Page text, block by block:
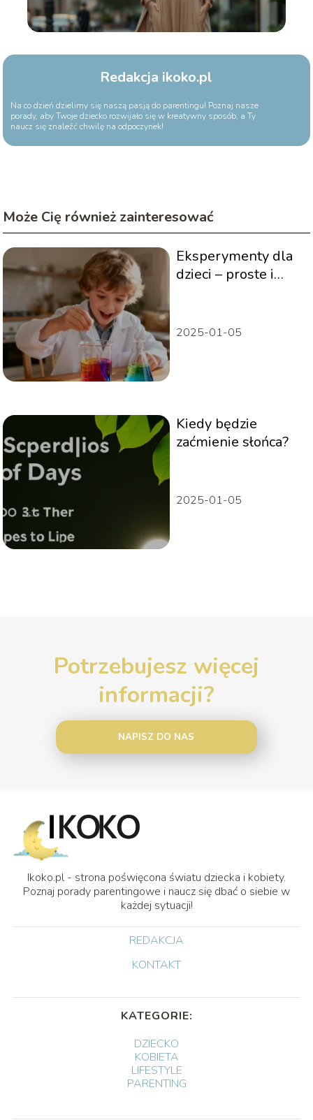
Redakcja ikoko.pl
Na co dzień dzielimy się naszą pasją do parentingu! Poznaj nasze
porady, aby Twoje dziecko rozwijało się w kreatywny sposób, a Ty
naucz się znaleźć chwilę na odpoczynek!
Może Cię również zainteresować
Eksperymenty dla
dzieci – proste i
2025-01-05
Kiedy będzie
zaćmienie słońca?
2025-01-05
Potrzebujesz więcej
informacji?
NAPISZ DO NAS
Ikoko.pl - strona poświęcona światu dziecka i kobiety.
Poznaj porady parentingowe i naucz się dbać o siebie w
każdej sytuacji!
REDAKCJA
KONTAKT
KATEGORIE:
DZIECKO
KOBIETA
LIFESTYLE
PARENTING